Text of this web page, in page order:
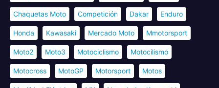
Chaquetas Moto Competición Dakar Enduro
Honda Kawasaki Mercado Moto Mmotorsport
Moto2 Moto3 Motociclismo Motocilismo
Motocross MotoGP Motorsport Motos